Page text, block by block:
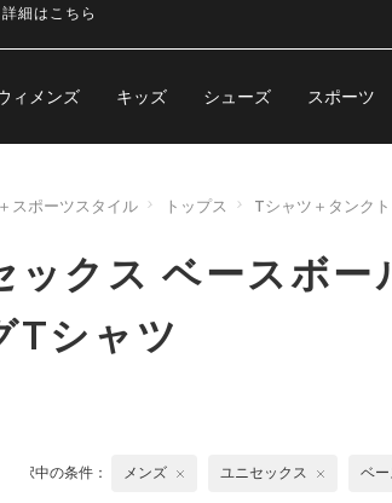
細はこちら
ィメンズ キッズ シューズ スポーツ
スポーツスタイル トップス Tシャツ＋タンク
ックス ベースボ
Tシャツ
選択中の条件： メンズ ユニセックス ベ